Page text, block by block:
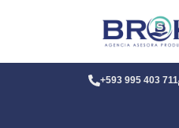
+593 995 403 711